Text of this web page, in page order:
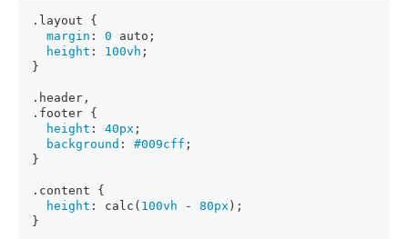
.layout {
margin : 0 auto;
height : 100vh ;
}
.header ,
.footer {
height : 40px ;
background : #009cff ;
}
.content {
height : calc ( 100vh - 80px );
}